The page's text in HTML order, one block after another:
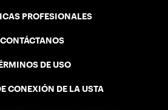
PROFESIONALES
CONTÁCTANOS
DE USO
CONEXIÓN DE LA USTA